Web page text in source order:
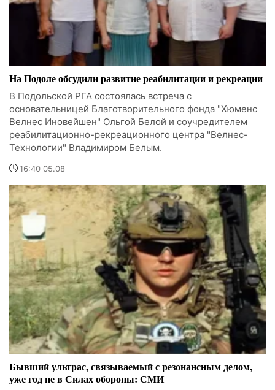
На Подоле обсудили развитие реабилитации и рекреации
В Подольской РГА состоялась встреча с
основательницей Благотворительного фонда "Хюменс
Велнес Иновейшен" Ольгой Белой и соучредителем
реабилитационно-рекреационного центра "Велнес-
Технологии" Владимиром Белым.
16:40 05.08
Бывший ультрас, связываемый с резонансным делом,
уже год не в Силах обороны: СМИ